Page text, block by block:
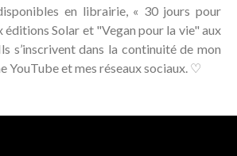
en librairie, « 30 jours pour
éditions Solar et "Vegan pour la vie" aux
s’inscrivent dans la continuité de mon
YouTube et mes réseaux sociaux. ♡